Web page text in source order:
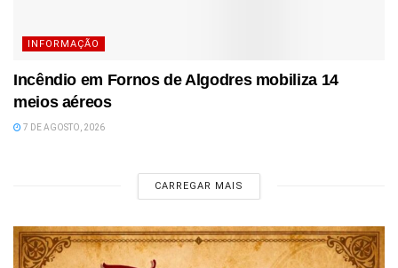
INFORMAÇÃO
Incêndio em Fornos de Algodres mobiliza 14
meios aéreos
7 DE AGOSTO, 2026
CARREGAR MAIS